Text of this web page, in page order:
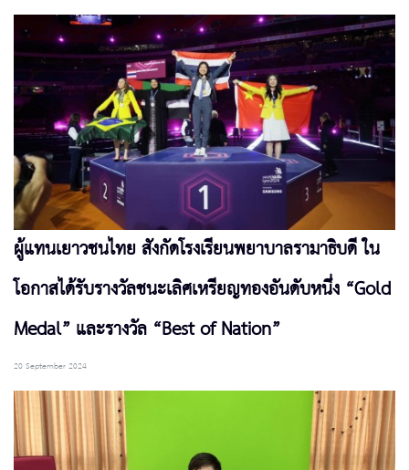
ผู้แทนเยาวชนไทย สังกัดโรงเรียนพยาบาลรามาธิบดี ใน
โอกาสได้รับรางวัลชนะเลิศเหรียญทองอันดับหนึ่ง “Gold
Medal” และรางวัล “Best of Nation”
20 September 2024